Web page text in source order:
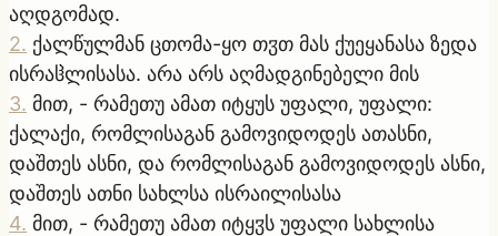
აღდგომად.
2. ქალწულმან ცთომა-ყო თჳთ მას ქუეყანასა ზედა
ისრაჱლისასა. არა არს აღმადგინებელი მის
3. მით, - რამეთუ ამათ იტყუს უფალი, უფალი:
ქალაქი, რომლისაგან გამოვიდოდეს ათასნი,
დაშთეს ასნი, და რომლისაგან გამოვიდოდეს ასნი,
დაშთეს ათნი სახლსა ისრაილისასა
4. მით, - რამეთუ ამათ იტყჳს უფალი სახლისა